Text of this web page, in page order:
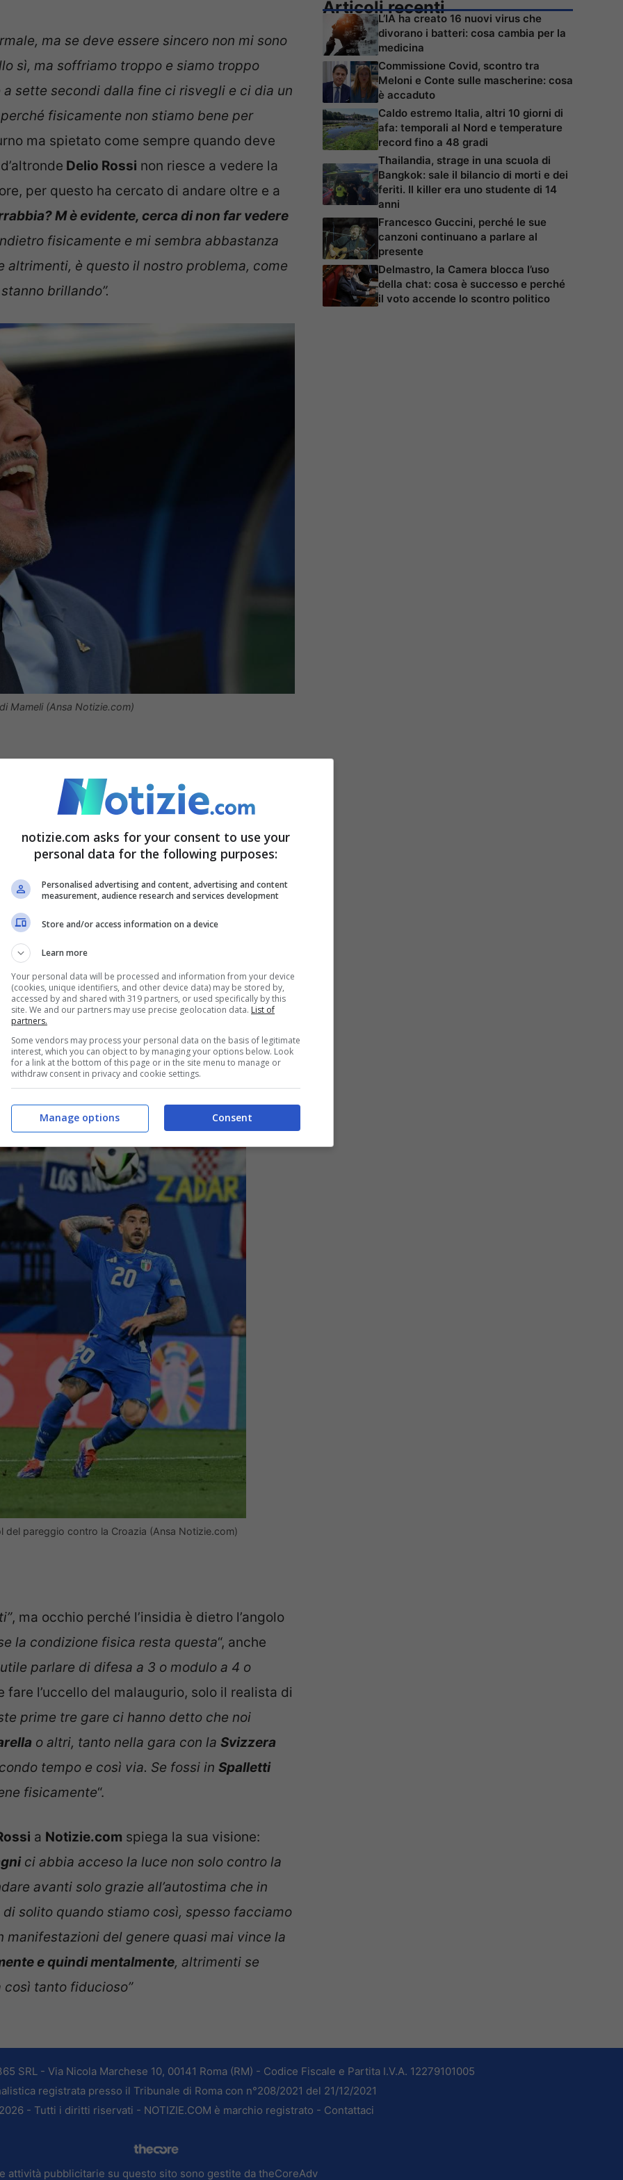
ma se deve essere sincero non mi sono
sì, ma soffriamo troppo e siamo troppo
sette secondi dalla fine ci risvegli e ci dia un
fisicamente non stiamo bene per
ma spietato come sempre quando deve
Delio Rossi non riesce a vedere la
per questo ha cercato di andare oltre e a
M è evidente, cerca di non far vedere
fisicamente e mi sembra abbastanza
altrimenti, è questo il nostro problema, come
brillando”.
Mameli (Ansa Notizie.com)
le cose devono andare
“
Noi veniamo fuori quando le altre calano,
già sul palleggio ci erano superiori, siamo
perché nemmeno loro sono dei
fuori la testolina pur non facendo granché,
con la Spagna
. Diciamoci la verità non
che il
parecchie situazioni, ma più di questo al
facendo tanto a mio modo di vedere…”.
altrimenti sarà una
del pareggio contro la Croazia (Ansa Notizie.com)
, ma occhio perché l’insidia è dietro l’angolo
la condizione fisica resta questa“, anche
parlare di difesa a 3 o modulo a 4 o
fare l’uccello del malaugurio, solo il realista di
prime tre gare ci hanno detto che noi
o altri, tanto nella gara con la Svizzera
tempo e così via. Se fossi in Spalletti
fisicamente“.
a Notizie.com spiega la sua visione:
ci abbia acceso la luce non solo contro la
avanti solo grazie all’autostima che in
solito quando stiamo così, spesso facciamo
del genere quasi mai vince la
e quindi mentalmente, altrimenti se
così tanto fiducioso”
Articoli recenti
L’IA ha creato 16 nuovi virus che
divorano i batteri: cosa cambia per la
medicina
Commissione Covid, scontro tra
Meloni e Conte sulle mascherine: cosa
è accaduto
Caldo estremo Italia, altri 10 giorni di
afa: temporali al Nord e temperature
record fino a 48 gradi
Thailandia, strage in una scuola di
Bangkok: sale il bilancio di morti e dei
feriti. Il killer era uno studente di 14
anni
Francesco Guccini, perché le sue
canzoni continuano a parlare al
presente
Delmastro, la Camera blocca l’uso
della chat: cosa è successo e perché
il voto accende lo scontro politico
SRL - Via Nicola Marchese 10, 00141 Roma (RM) - Codice Fiscale e Partita I.V.A. 12279101005
registrata presso il Tribunale di Roma con n°208/2021 del 21/12/2021
- Tutti i diritti riservati - NOTIZIE.COM è marchio registrato - Contattaci
attività pubblicitarie su questo sito sono gestite da theCoreAdv
notizie.com asks for your consent to use your
personal data for the following purposes:
Personalised advertising and content, advertising and content
measurement, audience research and services development
Store and/or access information on a device
Learn more
Your personal data will be processed and information from your device
(cookies, unique identifiers, and other device data) may be stored by,
accessed by and shared with 319 partners, or used specifically by this
site. We and our partners may use precise geolocation data. List of
partners.
Some vendors may process your personal data on the basis of legitimate
interest, which you can object to by managing your options below. Look
for a link at the bottom of this page or in the site menu to manage or
withdraw consent in privacy and cookie settings.
Consent
Manage options